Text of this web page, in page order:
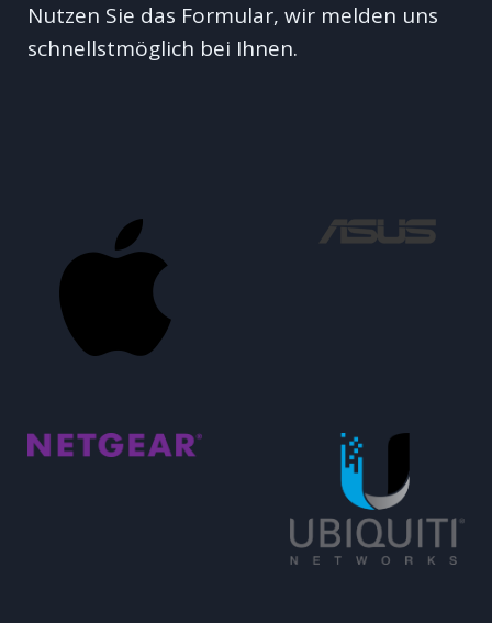
Nutzen Sie das Formular, wir melden uns
schnellstmöglich bei Ihnen.